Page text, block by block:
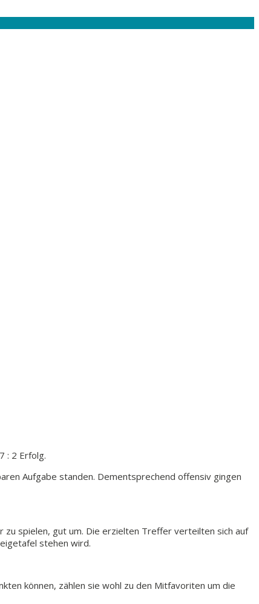
: 2 Erfolg.
Aufgabe standen. Dementsprechend offensiv gingen
spielen, gut um. Die erzielten Treffer verteilten sich auf
stehen wird.
können, zählen sie wohl zu den Mitfavoriten um die